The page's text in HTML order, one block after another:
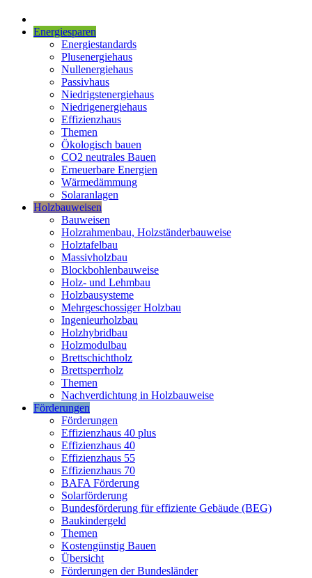
Energiesparen
Energiestandards
Plusenergiehaus
Nullenergiehaus
Passivhaus
Niedrigstenergiehaus
Niedrigenergiehaus
Effizienzhaus
Themen
Ökologisch bauen
CO2 neutrales Bauen
Erneuerbare Energien
Wärmedämmung
Solaranlagen
Holzbauweisen
Bauweisen
Holzrahmenbau, Holzständerbauweise
Holztafelbau
Massivholzbau
Blockbohlenbauweise
Holz- und Lehmbau
Holzbausysteme
Mehrgeschossiger Holzbau
Ingenieurholzbau
Holzhybridbau
Holzmodulbau
Brettschichtholz
Brettsperrholz
Themen
Nachverdichtung in Holzbauweise
Förderungen
Förderungen
Effizienzhaus 40 plus
Effizienzhaus 40
Effizienzhaus 55
Effizienzhaus 70
BAFA Förderung
Solarförderung
Bundesförderung für effiziente Gebäude (BEG)
Baukindergeld
Themen
Kostengünstig Bauen
Übersicht
Förderungen der Bundesländer